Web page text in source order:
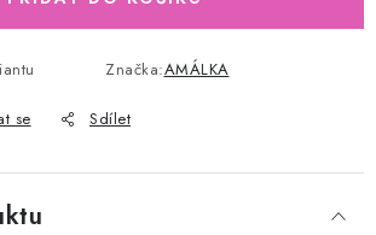
Značka:AMÁLKA
se Sdílet